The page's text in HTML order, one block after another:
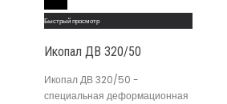
Быстрый просмотр
Икопал ДВ 320/50
Икопал ДВ 320/50 -
специальная деформационная